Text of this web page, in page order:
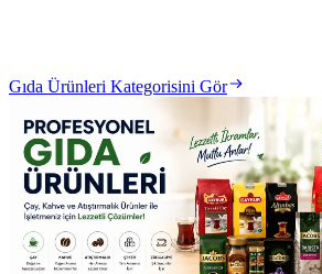
Gıda Ürünleri Kategorisini Gör